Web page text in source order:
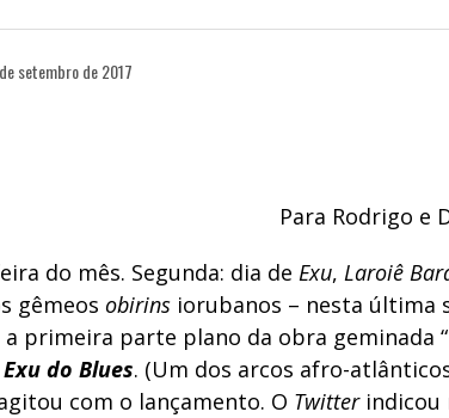
setembro de 2017
Para Rodrigo e
do mês. Segunda: dia de Exu, Laroiê
gêmeos obirins iorubanos – nesta última
a primeira parte plano da obra geminada “
do Blues. (Um dos arcos afro-
com o lançamento. O Twitterindicou